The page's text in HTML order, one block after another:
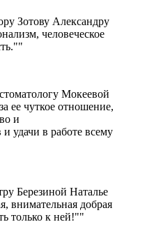
Зотову Александру
человеческое
"
Мокеевой
ее чуткое отношение,
и
удачи в работе всему
Березиной Наталье
внимательная добрая
только к ней! "